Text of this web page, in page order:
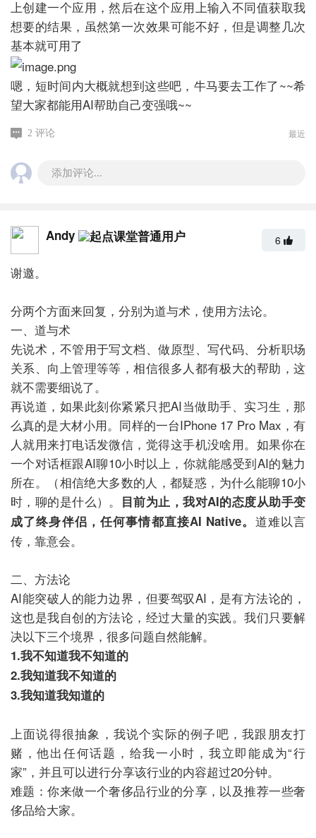
上创建一个应用，然后在这个应用上输入不同值获取我
想要的结果，虽然第一次效果可能不好，但是调整几次
基本就可用了
嗯，短时间内大概就想到这些吧，牛马要去工作了~~希
望大家都能用AI帮助自己变强哦~~
2 评论 最近
添加评论...
Andy 6
谢邀。
分两个方面来回复，分别为道与术，使用方法论。
一、道与术
先说术，不管用于写文档、做原型、写代码、分析职场
关系、向上管理等等，相信很多人都有极大的帮助，这
就不需要细说了。
再说道，如果此刻你紧紧只把AI当做助手、实习生，那
么真的是大材小用。同样的一台IPhone 17 Pro Max，有
人就用来打电话发微信，觉得这手机没啥用。如果你在
一个对话框跟AI聊10小时以上，你就能感受到AI的魅力
所在。（相信绝大多数的人，都疑惑，为什么能聊10小
时，聊的是什么）。 目前为止，我对AI的态度从助手变
成了终身伴侣，任何事情都直接AI Native。 道难以言
传，靠意会。
二、方法论
AI能突破人的能力边界，但要驾驭AI，是有方法论的，
这也是我自创的方法论，经过大量的实践。我们只要解
决以下三个境界，很多问题自然能解。
1.我不知道我不知道的
2.我知道我不知道的
3.我知道我知道的
上面说得很抽象，我说个实际的例子吧，我跟朋友打
赌，他出任何话题，给我一小时，我立即能成为“行
家”，并且可以进行分享该行业的内容超过20分钟。
难题：你来做一个奢侈品行业的分享，以及推荐一些奢
侈品给大家。